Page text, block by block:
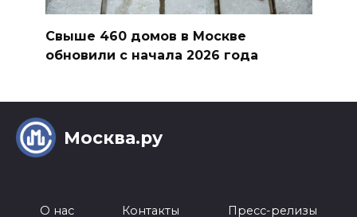
Свыше 460 домов в Москве
обновили с начала 2026 года
Москва.ру
О нас Контакты Пресс-релизы